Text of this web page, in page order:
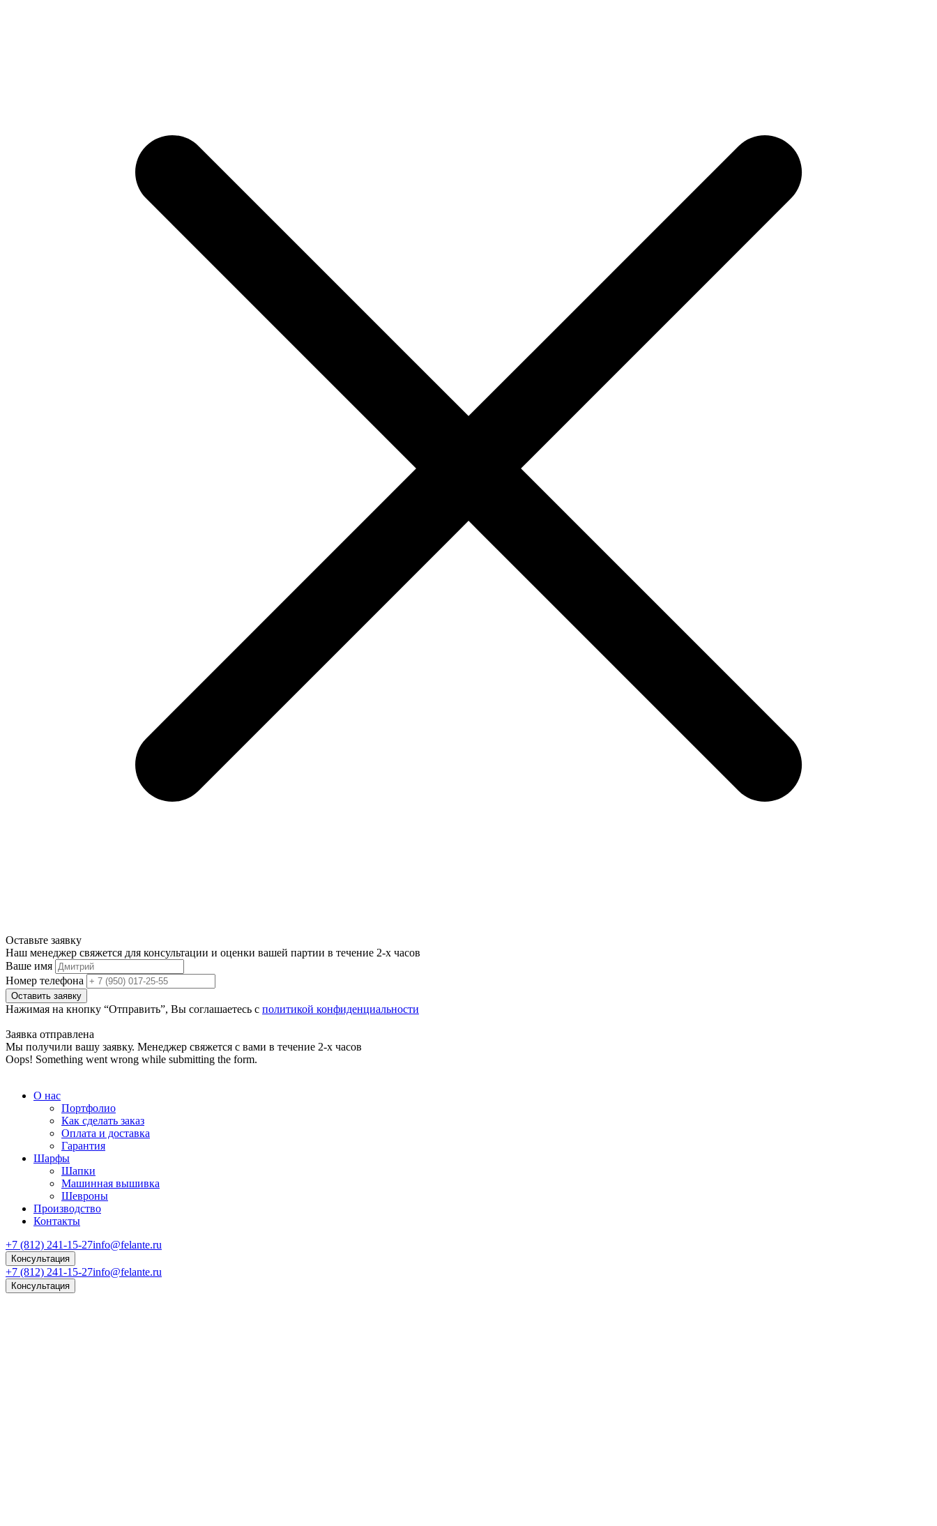
Оставьте заявку
Наш менеджер свяжется для консультации и оценки вашей партии в течение 2-х часов
Ваше имя
Номер телефона
Нажимая на кнопку “Отправить”, Вы соглашаетесь с политикой конфиденциальности
Заявка отправлена
Мы получили вашу заявку. Менеджер свяжется с вами в течение 2-х часов
Oops! Something went wrong while submitting the form.
О нас
Портфолио
Как сделать заказ
Оплата и доставка
Гарантия
Шарфы
Шапки
Машинная вышивка
Шевроны
Производство
Контакты
+7 (812) 241-15-27info@felante.ru
Консультация
+7 (812) 241-15-27info@felante.ru
Консультация